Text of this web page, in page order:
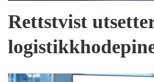
Rettstvist